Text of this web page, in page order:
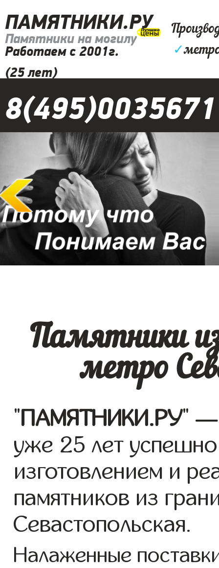
ПАМЯТНИКИ.РУ
Памятники на могилу
Работаем с 2001г.
(25 лет)
✓
8(495)0035671
Памятники
метро
"ПАМЯТНИКИ.РУ" —
уже 25 лет
изготовлением и
памятников из
Севастопольская.
Налаженные